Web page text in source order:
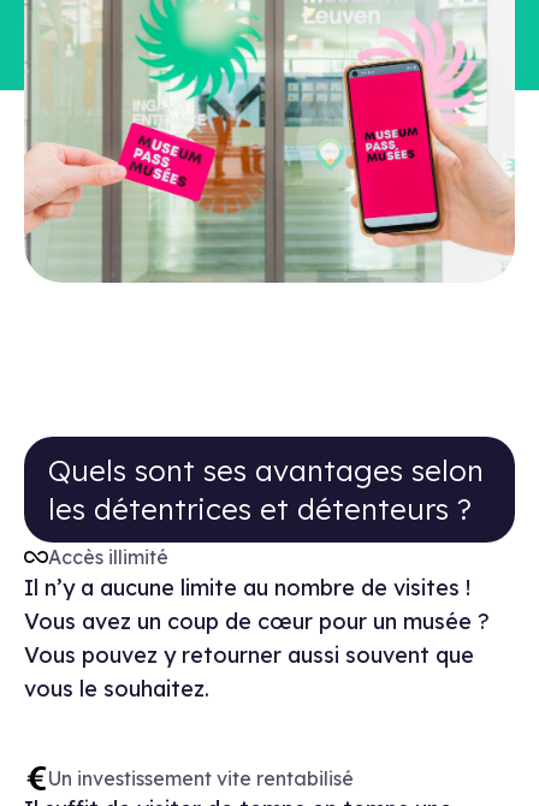
Quels sont ses avantages selon les
Quels sont ses avantages selon
les détentrices et détenteurs ?
Accès illimité
Il n’y a aucune limite au nombre de visites !
Vous avez un coup de cœur pour un musée ?
Vous pouvez y retourner aussi souvent que
vous le souhaitez.
Un investissement vite rentabilisé